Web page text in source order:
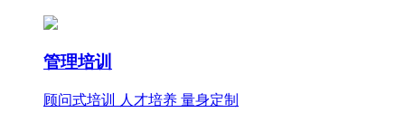
管理培训
顾问式培训 人才培养 量身定制